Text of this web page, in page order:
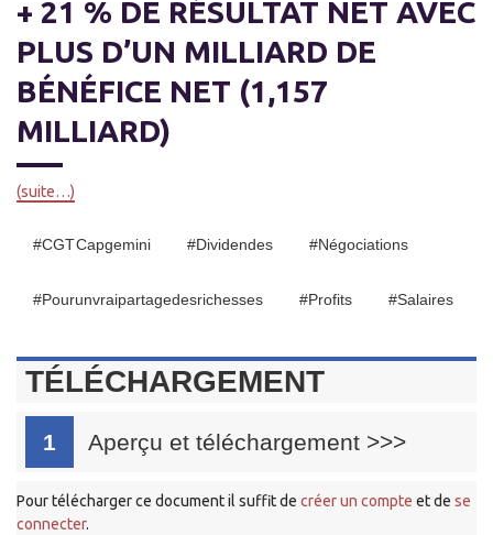
+ 21 % DE RÉSULTAT NET AVEC
PLUS D’UN MILLIARD DE
BÉNÉFICE NET (1,157
MILLIARD)
(suite…)
#CGT Capgemini #dividendes #négociations
#pourunvraipartagedesrichesses #profits #salaires
TÉLÉCHARGEMENT
1 Aperçu et téléchargement >>>
Pour télécharger ce document il suffit de créer un compte et de se
connecter.